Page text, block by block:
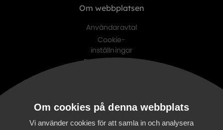
Om webbplatsen
Användaravtal
Cookie-
inställningar
Personuppgifts-
Digitalist Cloud
Digitalist Finland
Om cookies på denna webbplats
Vi använder cookies för att samla in och analysera